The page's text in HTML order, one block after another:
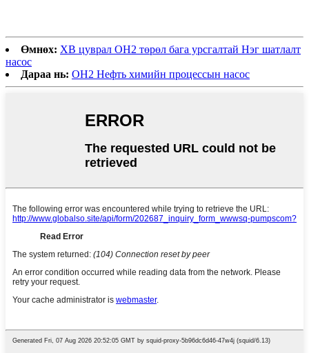
Өмнөх: XB цуврал OH2 төрөл бага урсгалтай Нэг шатлалт
насос
Дараа нь: OH2 Нефть химийн процессын насос